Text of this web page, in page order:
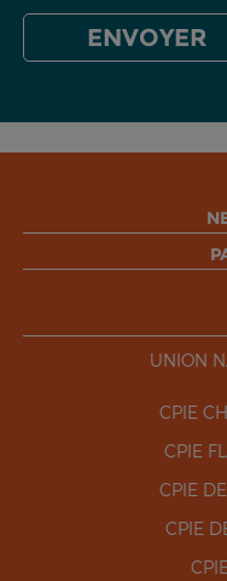
UNION
CPIE
CPIE
CPIE
CPIE